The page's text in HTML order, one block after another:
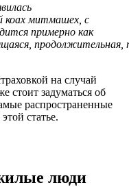
коах митмашех, с
примерно как
продолжительная,
на случай
стоит задуматься об
распространенные
статье.
люди